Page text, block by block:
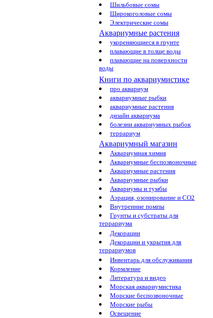
Шильбовые сомы
Широкоголовые сомы
Электрические сомы
Аквариумные растения
укореняющиеся в грунте
плавающие в толще воды
плавающие на поверхности
воды
Книги по аквариумистике
про аквариум
аквариумные рыбки
аквариумные растения
дизайн аквариума
болезни аквариумных рыбок
террариум
Аквариумный магазин
Аквариумная химия
Аквариумные беспозвоночные
Аквариумные растения
Аквариумные рыбки
Аквариумы и тумбы
Аэрация, озонирование и CO2
Внутренние помпы
Грунты и субстраты для
террариума
Декорации
Декорации и укрытия для
террариумов
Инвентарь для обслуживания
Кормление
Литература и видео
Морская аквариумистика
Морские беспозвоночные
Морские рыбы
Освещение